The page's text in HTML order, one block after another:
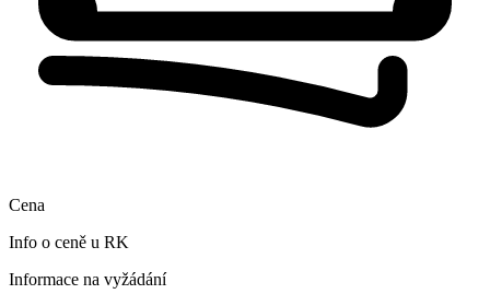
Cena
Info o ceně u RK
Informace na vyžádání